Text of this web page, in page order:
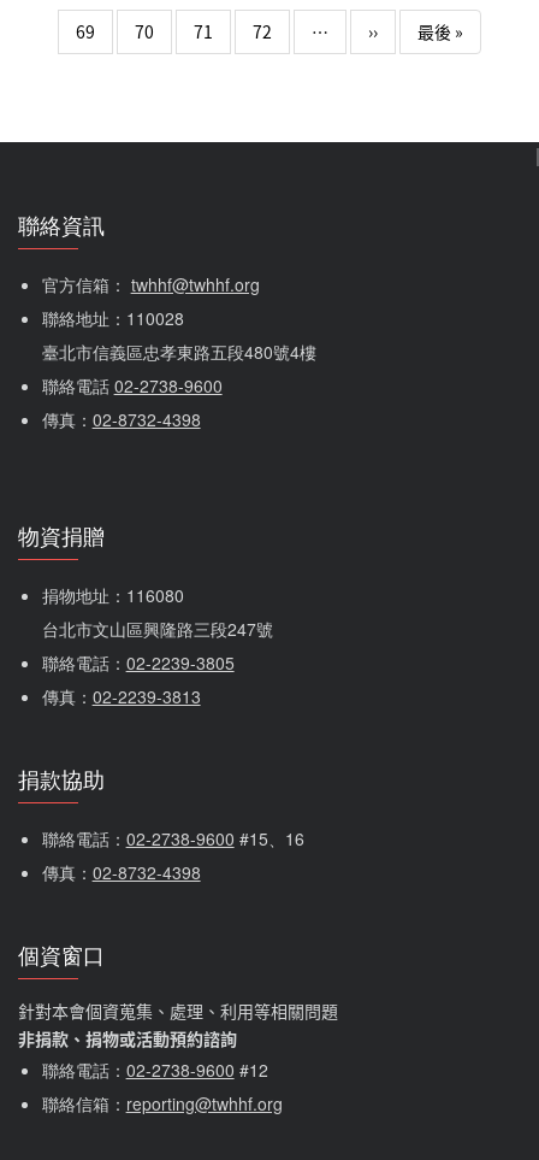
69 70 71 72 … ››下一頁最後 »Last page
聯絡資訊
官方信箱： twhhf@twhhf.org
聯絡地址：110028
臺北市信義區忠孝東路五段480號4樓
聯絡電話 02-2738-9600
傳真： 02-8732-4398
物資捐贈
捐物地址：116080
台北市文山區興隆路三段247號
聯絡電話： 02-2239-3805
傳真： 02-2239-3813
捐款協助
聯絡電話： 02-2738-9600 #15、16
傳真： 02-8732-4398
個資窗口
針對本會個資蒐集、處理、利用等相關問題
非捐款、捐物或活動預約諮詢
聯絡電話： 02-2738-9600 #12
聯絡信箱： reporting@twhhf.org